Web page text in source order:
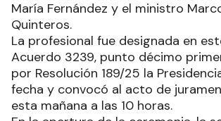
María Fernández y el ministro
Quinteros.
La profesional fue designada en
Acuerdo 3239, punto décimo
por Resolución 189/25 la
fecha y convocó al acto de
esta mañana a las 10 horas.